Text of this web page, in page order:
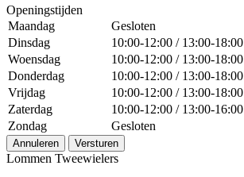
Openingstijden
Maandag
Gesloten
Dinsdag
10:00-12:00 / 13:00-18:00
Woensdag
10:00-12:00 / 13:00-18:00
Donderdag
10:00-12:00 / 13:00-18:00
Vrijdag
10:00-12:00 / 13:00-18:00
Zaterdag
10:00-12:00 / 13:00-16:00
Zondag
Gesloten
Annuleren Versturen
Lommen Tweewielers